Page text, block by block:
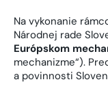
Na vykonanie
Národnej rade
Európskom
mechanizme“).
a povinnosti